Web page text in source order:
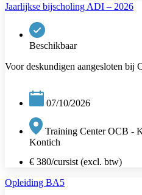
Jaarlijkse bijscholing ADI – 2026
Beschikbaar
Voor deskundigen aangesloten
07/10/2026
Training Center OCB -
Kontich
€ 380/cursist (excl. btw)
Opleiding BA5